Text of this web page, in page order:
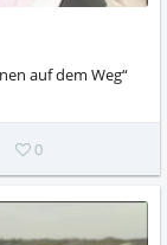
auf dem Weg“
0